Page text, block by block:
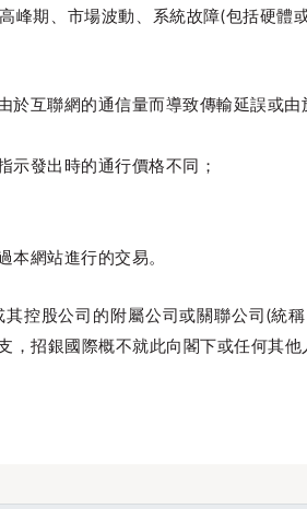
峰期、市場波動、系統故障(包括硬體
互聯網的通信量而導致傳輸延誤或
示發出時的通行價格不同；
本網站進行的交易。
控股公司的附屬公司或關聯公司(統
招銀國際概不就此向閣下或任何其他